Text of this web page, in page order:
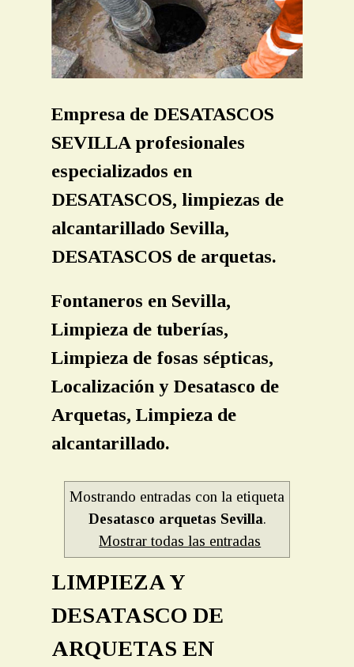
LIMPIEZA TUBERIAS SEVILLA
LIMPIEZA FOSAS SEPTICAS
LOCALIZACION ARQUETAS OCULTAS
INSPECCION TUBERIAS CAMARAS TV SEVILLA
Empresa de DESATASCOS
SEVILLA profesionales
especializados en
DESATASCOS, limpiezas de
alcantarillado Sevilla,
DESATASCOS de arquetas.
Fontaneros en Sevilla,
Limpieza de tuberías,
Limpieza de fosas sépticas,
Localización y Desatasco de
Arquetas, Limpieza de
alcantarillado.
Mostrando entradas con la etiqueta
Desatasco arquetas Sevilla.
Mostrar todas las entradas
LIMPIEZA Y
DESATASCO DE
ARQUETAS EN